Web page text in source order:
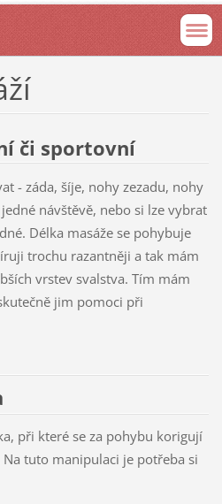
či sportovní
- záda, šíje, nohy zezadu, nohy
návštěvě, nebo si lze vybrat
Délka masáže se pohybuje
trochu razantněji a tak mám
vrstev svalstva. Tím mám
jim pomoci při
při které se za pohybu korigují
tuto manipulaci je potřeba si